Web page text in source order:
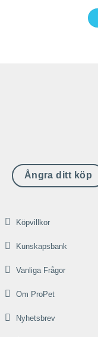
Ångra ditt köp
Köpvillkor
Kunskapsbank
Vanliga Frågor
Om ProPet
Nyhetsbrev